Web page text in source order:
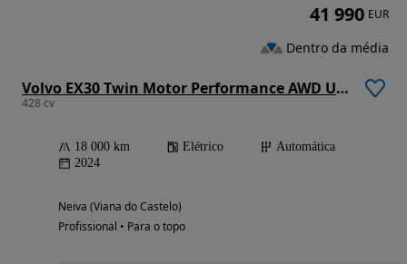
Volvo EX30 Twin Motor Performance AWD Ultra
428 cv
18 000 km Elétrico
Automática
2024
Neiva (Viana do Castelo)
Profissional • Para o topo
41 990 EUR
Dentro da média